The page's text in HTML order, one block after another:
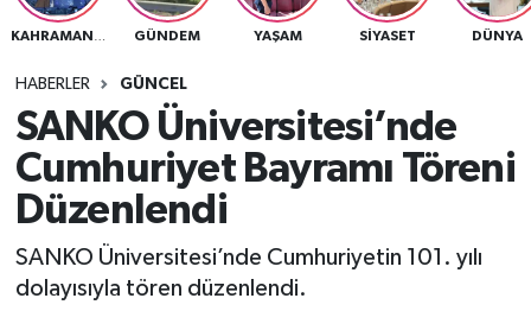
GÜNDEM YAŞAM SIYASET DÜNYA
HABERLER GÜNCEL
SANKO Üniversitesi’nde
Cumhuriyet Bayramı Töreni
Düzenlendi
SANKO Üniversitesi’nde Cumhuriyetin 101. yılı
dolayısıyla tören düzenlendi.
Ekonomi
Güncel
Gündem
Magazin
Politika
Trafik Durumu
Süper Lig Puan Durumu ve Fikstür
Tüm Manşetler
Son Dakika Haberleri
Haber Arşivi